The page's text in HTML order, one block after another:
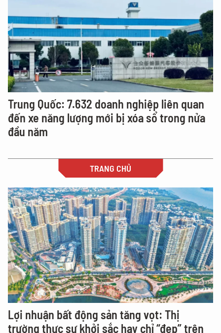
Trung Quốc: 7.632 doanh nghiệp liên quan
đến xe năng lượng mới bị xóa sổ trong nửa
đầu năm
TRANG CHỦ
Lợi nhuận bất động sản tăng vọt: Thị
trường thực sự khởi sắc hay chỉ “đẹp” trên